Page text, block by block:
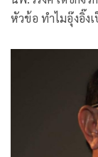
หัวข้อ ทำไมอุ๊งอิ๊ง